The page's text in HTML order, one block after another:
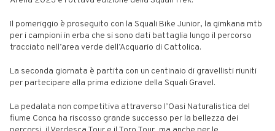
Il pomeriggio è proseguito con la Squali Bike Junior, la gimkana mtb
per i campioni in erba che si sono dati battaglia lungo il percorso
tracciato nell’area verde dell’Acquario di Cattolica.
La seconda giornata è partita con un centinaio di gravellisti riuniti
per partecipare alla prima edizione della Squali Gravel.
La pedalata non competitiva attraverso l’Oasi Naturalistica del
fiume Conca ha riscosso grande successo per la bellezza dei